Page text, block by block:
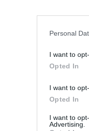
Personal
I want to
Opted In
I want to
Opted In
I want to
Advertising.
L’AI
LG È